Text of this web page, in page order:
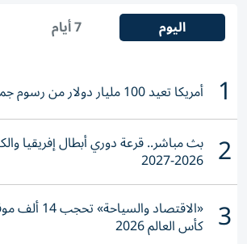
اليوم 7 أيام
1 أمريكا تعيد 100 مليار دولار من رسوم جمركية فرضها ترامب
2 بث مباشر.. قرعة دوري أبطال إفريقيا
2026-2027
3 «الاقتصاد
كأس العالم 2026